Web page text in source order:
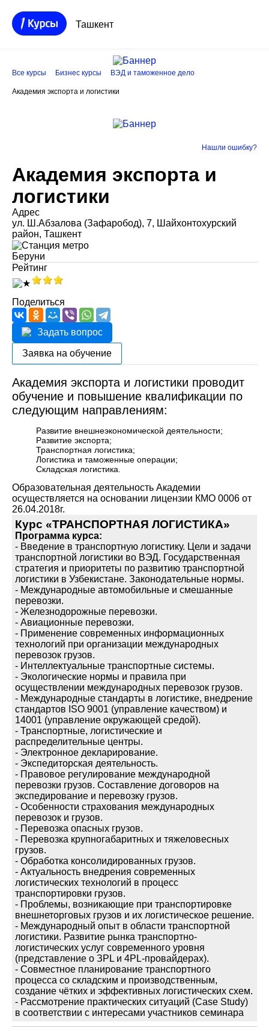
Ташкент
Все курсы Бизнес курсы ВЭД и таможенное дело
Академия экспорта и логистики
Нашли ошибку?
Академия экспорта и
логистики
Адрес
ул. Ш.Абзалова (Зафаробод), 7, Шайхонтохурский
район, Ташкент
Беруни
Рейтинг
Поделиться
Задать вопрос
Заявка на обучение
Академия экспорта и логистики проводит
обучение и повышение квалификации по
следующим направлениям:
Развитие внешнеэкономической деятельности;
Развитие экспорта;
Транспортная логистика;
Логистика и таможенные операции;
Складская логистика.
Образовательная деятельность Академии
осуществляется на основании лицензии КМО 0006 от
26.04.2018г.
Курс «ТРАНСПОРТНАЯ ЛОГИСТИКА»
Программа курса:
- Введение в транспортную логистику. Цели и задачи
транспортной логистики во ВЭД. Государственная
стратегия и приоритеты по развитию транспортной
логистики в Узбекистане. Законодательные нормы.
- Международные автомобильные и смешанные
перевозки.
- Железнодорожные перевозки.
- Авиационные перевозки.
- Применение современных информационных
технологий при организации международных
перевозок грузов.
- Интеллектуальные транспортные системы.
- Экологические нормы и правила при
осуществлении международных перевозок грузов.
- Международные стандарты в логистике, внедрение
стандартов ISO 9001 (управление качеством) и
14001 (управление окружающей средой).
- Транспортные, логистические и
распределительные центры.
- Электронное декларирование.
- Экспедиторская деятельность.
- Правовое регулирование международной
перевозки грузов. Составление договоров на
экспедирование и перевозку грузов.
- Особенности страхования международных
перевозок и грузов.
- Перевозка опасных грузов.
- Перевозка крупногабаритных и тяжеловесных
грузов.
- Обработка консолидированных грузов.
- Актуальность внедрения современных
логистических технологий в процесс
транспортировки грузов.
- Проблемы, возникающие при транспортировке
внешнеторговых грузов и их логистическое решение.
- Международный опыт в области транспортной
логистики. Развитие рынка транспортно-
логистических услуг современного уровня
(представление о ЗРL и 4РL-провайдерах).
- Совместное планирование транспортного
процесса со складским и производственным,
создание чётких и эффективных логистических схем.
- Рассмотрение практических ситуаций (Case Study)
в соответствии с интересами участников семинара